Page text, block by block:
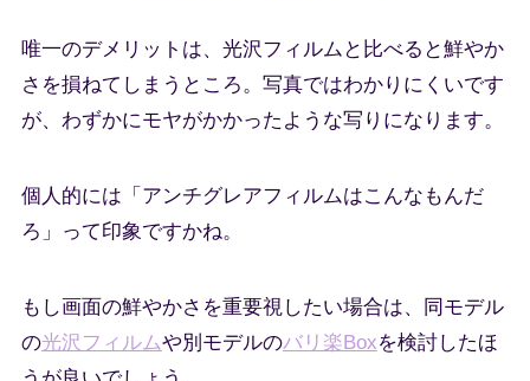
唯一のデメリットは、光沢フィルムと比べると鮮やか
さを損ねてしまうところ。写真ではわかりにくいです
が、わずかにモヤがかかったような写りになります。
個人的には「アンチグレアフィルムはこんなもんだ
ろ」って印象ですかね。
もし画面の鮮やかさを重要視したい場合は、同モデル
の光沢フィルムや別モデルのバリ楽Boxを検討したほ